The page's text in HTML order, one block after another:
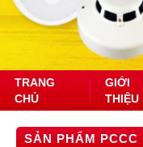
TRANG
CHỦ
GIỚI
THIỆU
SẢN PHẨM PCCC